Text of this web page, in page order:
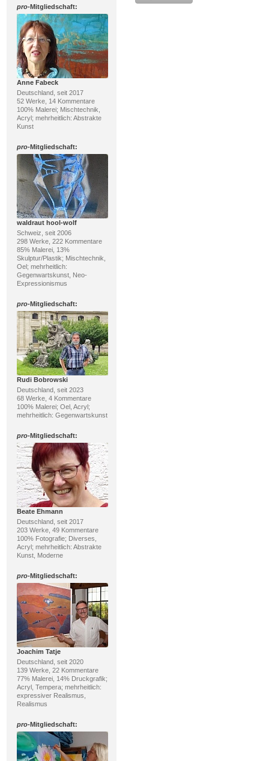
pro-Mitgliedschaft:
Anne Fabeck
Deutschland, seit 2017
52 Werke, 14 Kommentare
100% Malerei; Mischtechnik,
Acryl; mehrheitlich: Abstrakte
Kunst
pro-Mitgliedschaft:
waldraut hool-wolf
Schweiz, seit 2006
298 Werke, 222 Kommentare
85% Malerei, 13%
Skulptur/Plastik; Mischtechnik,
Oel; mehrheitlich:
Gegenwartskunst, Neo-
Expressionismus
pro-Mitgliedschaft:
Rudi Bobrowski
Deutschland, seit 2023
68 Werke, 4 Kommentare
100% Malerei; Oel, Acryl;
mehrheitlich: Gegenwartskunst
pro-Mitgliedschaft:
Beate Ehmann
Deutschland, seit 2017
203 Werke, 49 Kommentare
100% Fotografie; Diverses,
Acryl; mehrheitlich: Abstrakte
Kunst, Moderne
pro-Mitgliedschaft:
Joachim Tatje
Deutschland, seit 2020
139 Werke, 22 Kommentare
77% Malerei, 14% Druckgrafik;
Acryl, Tempera; mehrheitlich:
expressiver Realismus,
Realismus
pro-Mitgliedschaft: